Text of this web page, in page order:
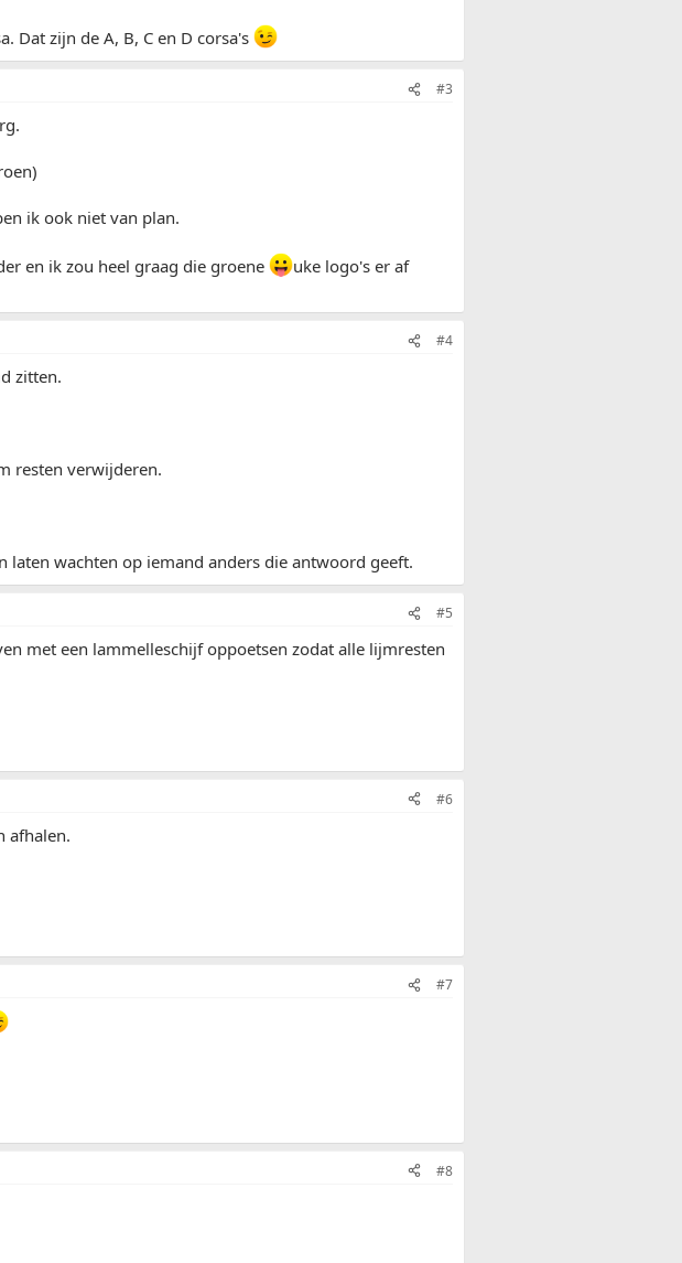
Dat zijn de A, B, C en D corsa's
#3
ik ook niet van plan.
en ik zou heel graag die groene
uke logo's er af
#4
zitten.
resten verwijderen.
wachten op iemand anders die antwoord geeft.
#5
met een lammelleschijf oppoetsen zodat alle lijmresten
#6
afhalen.
#7
#8